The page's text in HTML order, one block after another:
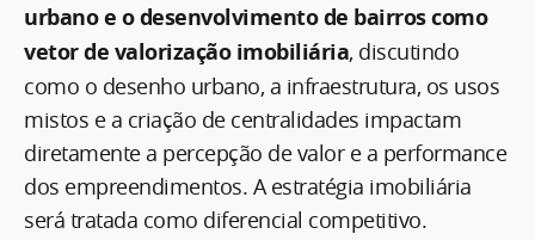
urbano e o desenvolvimento de bairros como
vetor de valorização imobiliária, discutindo
como o desenho urbano, a infraestrutura, os usos
mistos e a criação de centralidades impactam
diretamente a percepção de valor e a performance
dos empreendimentos. A estratégia imobiliária
será tratada como diferencial competitivo.